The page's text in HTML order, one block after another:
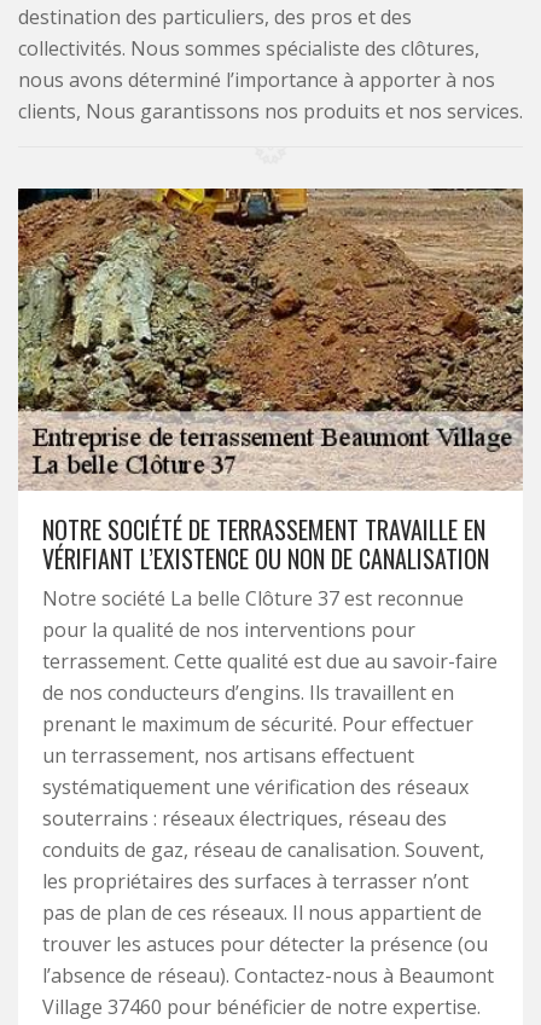
destination des particuliers, des pros et des
collectivités. Nous sommes spécialiste des clôtures,
nous avons déterminé l’importance à apporter à nos
clients, Nous garantissons nos produits et nos services.
NOTRE SOCIÉTÉ DE TERRASSEMENT TRAVAILLE EN
VÉRIFIANT L’EXISTENCE OU NON DE CANALISATION
Notre société La belle Clôture 37 est reconnue
pour la qualité de nos interventions pour
terrassement. Cette qualité est due au savoir-faire
de nos conducteurs d’engins. Ils travaillent en
prenant le maximum de sécurité. Pour effectuer
un terrassement, nos artisans effectuent
systématiquement une vérification des réseaux
souterrains : réseaux électriques, réseau des
conduits de gaz, réseau de canalisation. Souvent,
les propriétaires des surfaces à terrasser n’ont
pas de plan de ces réseaux. Il nous appartient de
trouver les astuces pour détecter la présence (ou
l’absence de réseau). Contactez-nous à Beaumont
Village 37460 pour bénéficier de notre expertise.